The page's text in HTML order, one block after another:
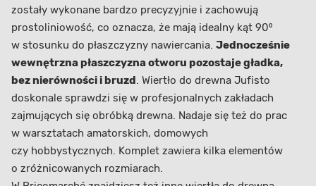
zostały wykonane bardzo precyzyjnie i zachowują
prostoliniowość, co oznacza, że mają idealny kąt 90⁰
w stosunku do płaszczyzny nawiercania. Jednocześnie
wewnętrzna płaszczyzna otworu pozostaje gładka,
bez nierówności i bruzd . Wiertło do drewna Jufisto
doskonale sprawdzi się w profesjonalnych zakładach
zajmujących się obróbką drewna. Nadaje się też do prac
w warsztatach amatorskich, domowych
czy hobbystycznych. Komplet zawiera kilka elementów
o zróżnicowanych rozmiarach.